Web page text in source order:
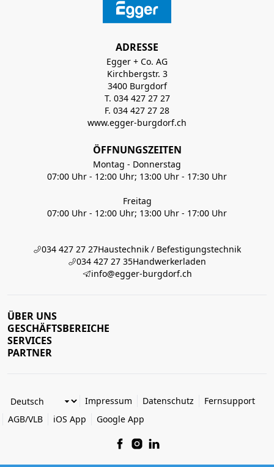
ADRESSE
Egger + Co. AG
Kirchbergstr. 3
3400 Burgdorf
T. 034 427 27 27
F. 034 427 27 28
www.egger-burgdorf.ch
ÖFFNUNGSZEITEN
Montag - Donnerstag
07:00 Uhr - 12:00 Uhr; 13:00 Uhr - 17:30 Uhr
Freitag
07:00 Uhr - 12:00 Uhr; 13:00 Uhr - 17:00 Uhr
034 427 27 27Haustechnik / Befestigungstechnik
034 427 27 35Handwerkerladen
info@egger-burgdorf.ch
ÜBER UNS
GESCHÄFTSBEREICHE
SERVICES
PARTNER
Impressum Datenschutz
Fernsupport
AGB/VLB
iOS App Google App